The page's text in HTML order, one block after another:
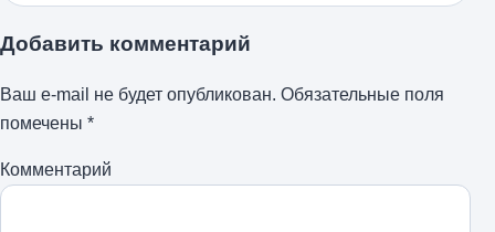
Добавить комментарий
Ваш e-mail не будет опубликован. Обязательные поля
помечены *
Комментарий